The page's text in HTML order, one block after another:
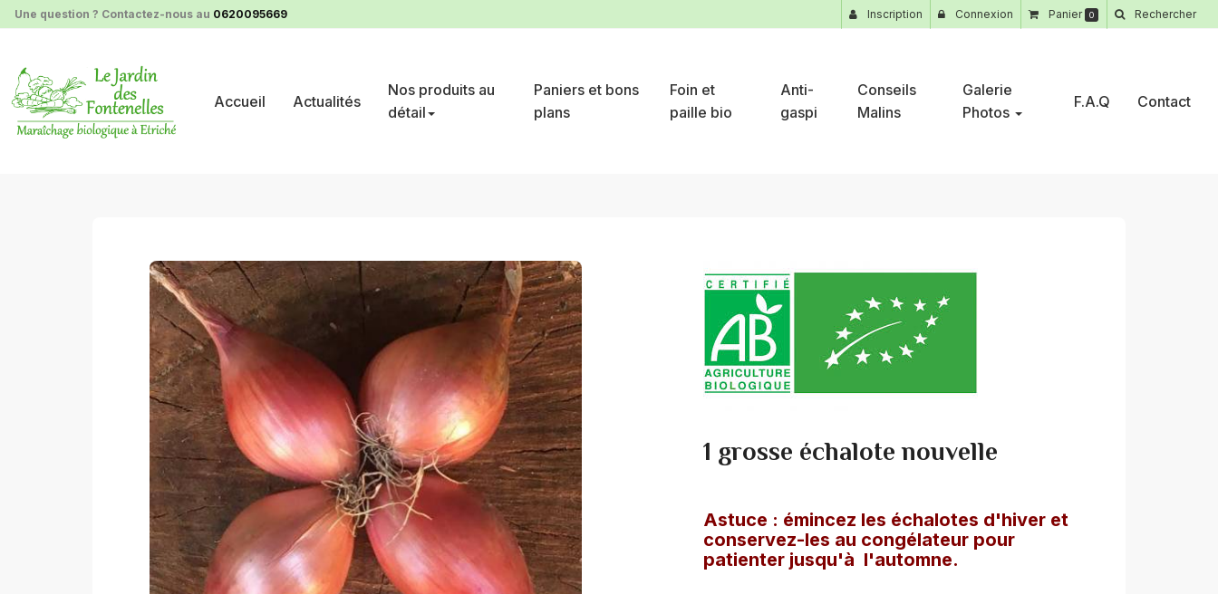
Panneau de gestion des cookies
Accueil Actualités
Nos produits au
détail
Paniers et bons
plans
Foin et
paille bio
Anti-
gaspi
Conseils
Malins
Galerie
Photos
F.A.Q Contact
1 grosse échalote nouvelle
Astuce : émincez les échalotes d'hiver et
conservez-les au congélateur pour
patienter jusqu'à l'automne.
Une question ? Contactez-nous au 0620095669 Inscription Connexion Panier 0 Rechercher